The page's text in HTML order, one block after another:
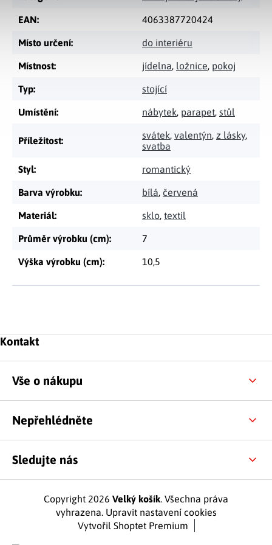
EAN: 4063387720424
Místo určení: do interiéru
Místnost: jídelna, ložnice, pokoj
Typ: stojící
Umístění: nábytek, parapet, stůl
Příležitost: svátek, valentýn, z lásky,
svatba
Styl: romantický
Barva výrobku: bílá, červená
Materiál: sklo, textil
Průměr výrobku (cm): 7
Výška výrobku (cm): 10,5
Zápatí
Kontakt
Vše o nákupu
Nepřehlédněte
Sledujte nás
Vytvořil Shoptet Premium
Copyright 2026 Velký košík. Všechna práva
vyhrazena. Upravit nastavení cookies